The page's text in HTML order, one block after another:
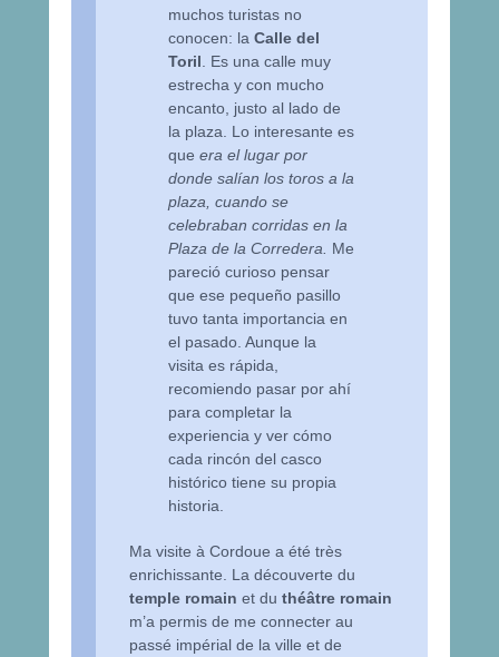
muchos turistas no
conocen: laCalle del
Toril . Es una calle muy
estrecha y con mucho
encanto, justo al lado de
la plaza. Lo interesante es
queera el lugar por
donde salían los toros a la
plaza, cuando se
celebraban corridas en la
Plaza de la Corredera.
Me
pareció curioso pensar
que ese pequeño pasillo
tuvo tanta importancia en
el pasado. Aunque la
visita es rápida,
recomiendo pasar por ahí
para completar la
experiencia y ver cómo
cada rincón del casco
histórico tiene su propia
historia.
Ma visite à Cordoue a été très
enrichissante. La découverte du
temple romain et du théâtre romain
m’a permis de me connecter au
passé impérial de la ville et de